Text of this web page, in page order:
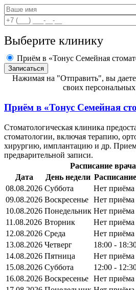
Выберите клинику
Приём в «Тонус Семейная
Нажимая на "Отправить", вы даете
своих
Приём в «Тонус Семейная
Стоматологическая клиника
стоматологии, включая терапию,
хирургию, имплантацию и др.
предварительной записи.
Расписание врача
Дата
День недели Расписание
08.08.2026 Суббота Нет приёма
09.08.2026 Воскресенье Нет приёма
10.08.2026 Понедельник Нет приёма
11.08.2026 Вторник Нет приёма
12.08.2026 Среда Нет приёма
13.08.2026 Четверг 18:00 -
14.08.2026 Пятница Нет приёма
15.08.2026 Суббота 12:00 -
16.08.2026 Воскресенье Нет приёма